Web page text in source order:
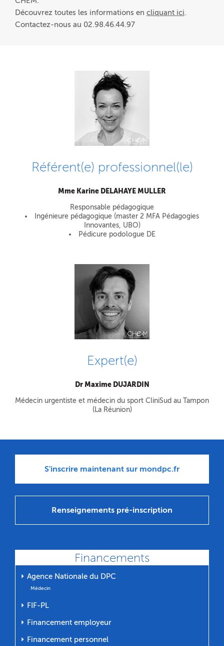
Découvrez toutes les informations en cliquant ici.
Contactez-nous au 02.98.46.44.97
Référent(e) professionnel(le)
Mme Karine DELAHAYE MULLER
Responsable pédagogique
Ingénieure pédagogique (master 2 MFA Pédagogies
Innovantes, UBO)
Pédicure podologue DE
Expert(e)
Dr Maxime DUJARDIN
Médecin urgentiste et médecin du sport CliniSud au Tampon
(La Réunion)
S'inscrire maintenant sur mondpc.fr
Renseignements pré-inscription
Financements
⏵ Agence Nationale du DPC
Médecin
⏵ FIF-PL
⏵ Financement employeur
⏵ Financement personnel